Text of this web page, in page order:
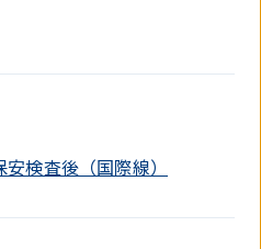
検査後（国際線）